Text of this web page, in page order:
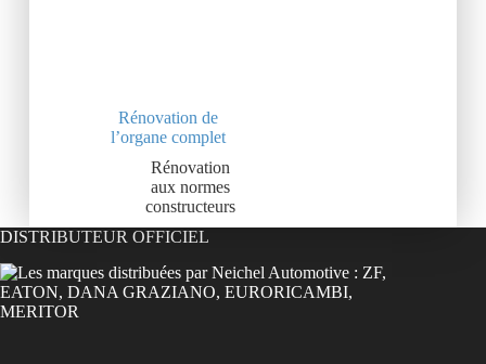
Rénovation de
l’organe complet
Rénovation
aux normes
constructeurs
DISTRIBUTEUR OFFICIEL